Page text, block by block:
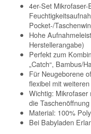
4er-Set
Pocket-/
Hohe
Herstellerangabe)
Perfekt zum
„Catch“, Bambus/
Für Neugeborene
flexibel mit
Wichtig: Mikrofaser
die
Material: 100%
Bei Babyladen